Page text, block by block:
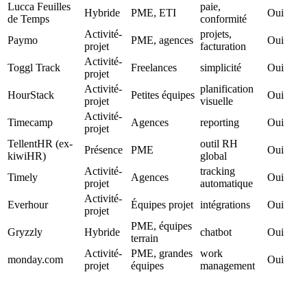
Lucca Feuilles
de Temps
Hybride PME, ETI
paie,
conformité
Oui
Paymo
Activité-
projet
PME, agences
projets,
facturation
Oui
Toggl Track
Activité-
projet
Freelances simplicité Oui
HourStack
Activité-
projet
Petites équipes
planification
visuelle
Oui
Timecamp
Activité-
projet
Agences reporting
Oui
TellentHR (ex-
kiwiHR)
Présence PME
outil RH
global
Oui
Timely
Activité-
projet
Agences
tracking
automatique
Oui
Everhour
Activité-
projet
Équipes projet intégrations Oui
Gryzzly Hybride
PME, équipes
terrain
chatbot Oui
monday.com
Activité-
projet
PME, grandes
équipes
work
management
Oui